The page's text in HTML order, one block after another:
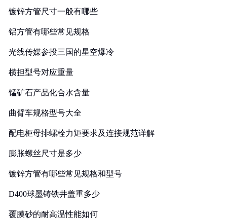
镀锌方管尺寸一般有哪些
铝方管有哪些常见规格
光线传媒参投三国的星空爆冷
横担型号对应重量
锰矿石产品化合水含量
曲臂车规格型号大全
配电柜母排螺栓力矩要求及连接规范详解
膨胀螺丝尺寸是多少
镀锌方管有哪些常见规格和型号
D400球墨铸铁井盖重多少
覆膜砂的耐高温性能如何